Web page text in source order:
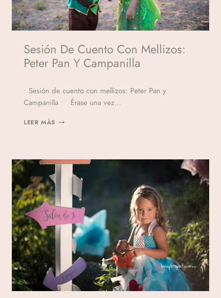
Sesión De Cuento Con Mellizos:
Peter Pan Y Campanilla
Veronicamulio
• Sesión de cuento con mellizos: Peter Pan y
Campanilla • Érase una vez…
LEER MÁS